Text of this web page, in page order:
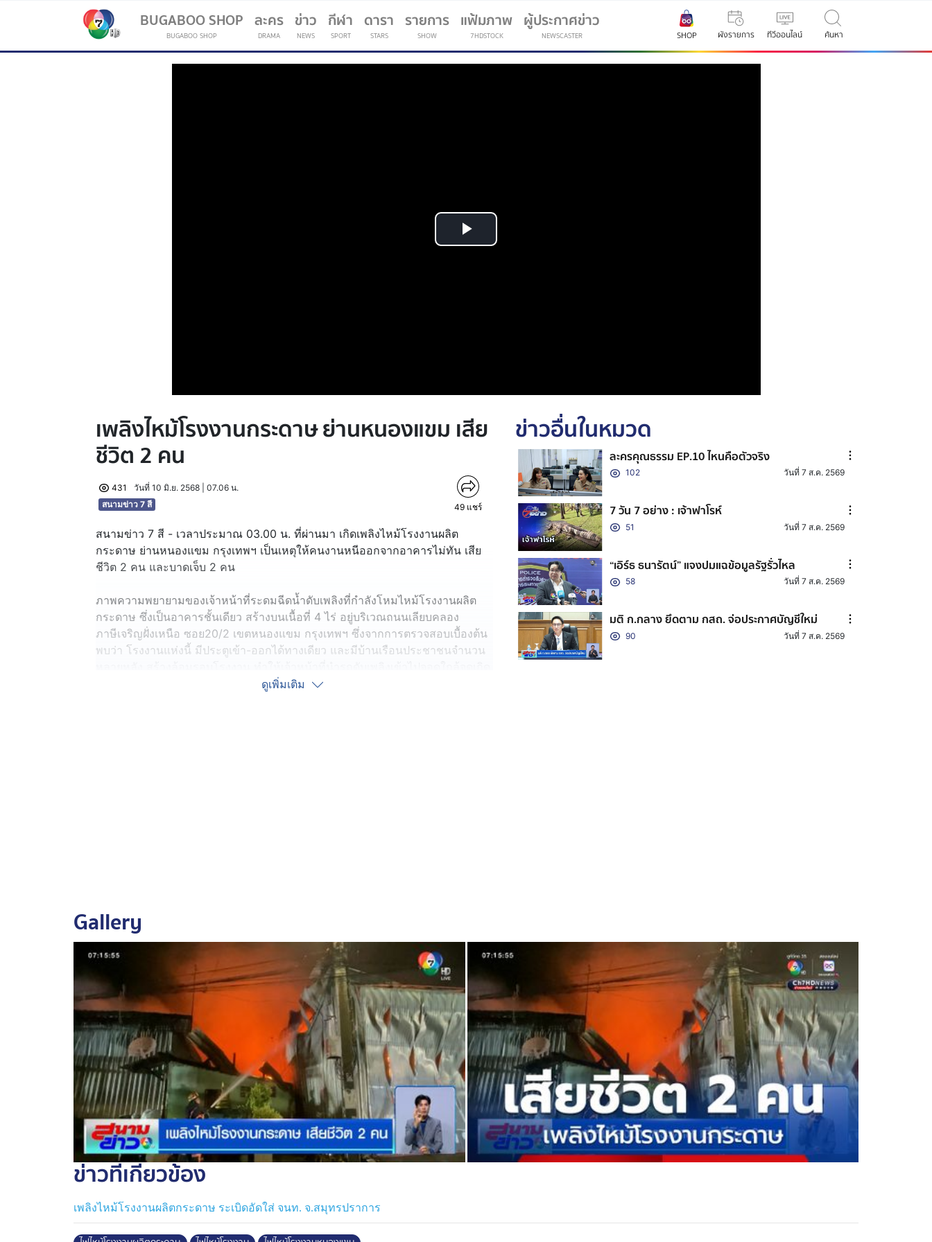
BUGABOO SHOP
BUGABOO SHOP
ละคร
DRAMA
ข่าว
NEWS
กีฬา
SPORT
(current)
ดารา
STARS
รายการ
SHOW
แฟ้มภาพ
7HDSTOCK
ผู้ประกาศข่าว
NEWSCASTER SHOP ผังรายการ ทีวีออนไลน์ ค้นหา
Play
เพลิงไหม้โรงงานกระดาษ ย่านหนองแขม เสีย
ชีวิต 2 คน
431
วันที่ 10 มิ.ย. 2568 | 07.06 น.
สนามข่าว 7 สี
49 แชร์
สนามข่าว 7 สี - เวลาประมาณ 03.00 น. ที่ผ่านมา เกิดเพลิงไหม้โรงงานผลิต
กระดาษ ย่านหนองแขม กรุงเทพฯ เป็นเหตุให้คนงานหนีออกจากอาคารไม่ทัน เสีย
ชีวิต 2 คน และบาดเจ็บ 2 คน
ภาพความพยายามของเจ้าหน้าที่ระดมฉีดน้ำดับเพลิงที่กำลังโหมไหม้โรงงานผลิต
กระดาษ ซึ่งเป็นอาคารชั้นเดียว สร้างบนเนื้อที่ 4 ไร่ อยู่บริเวณถนนเลียบคลอง
ภาษีเจริญฝั่งเหนือ ซอย20/2 เขตหนองแขม กรุงเทพฯ ซึ่งจากการตรวจสอบเบื้องต้น
พบว่า โรงงานแห่งนี้ มีประตูเข้า-ออกได้ทางเดียว และมีบ้านเรือนประชาชนจำนวน
นอกจากนี้ยังพบผู้บาดเจ็บ 2 คน ถูกไฟคลอกตามลำตัว เจ้าหน้าที่กู้ภัยเร่งช่วยเหลือนำ
ตัวส่งโรงพยาบาลแล้ว ส่วนสาเหตุเพลิงไหม้ยังไม่ทราบสาเหตุ ต้องรอช่วงสายวันนี้
เจ้าหน้าที่กองพิสูจน์หลักฐานจะเข้าตรวจสอบอย่างละเอียดอีกครั้ง
ดูเพิ่มเติม
ข่าวอื่นในหมวด
ละครคุณธรรม EP.10 ไหนคือตัวจริง
102 วันที่ 7 ส.ค. 2569
7 วัน 7 อย่าง : เจ้าฟาโรห์
51 วันที่ 7 ส.ค. 2569
“เอิร์ธ ธนารัตน์” แจงปมแฉข้อมูลรัฐรั่วไหล
58 วันที่ 7 ส.ค. 2569
มติ ก.กลาง ยึดตาม กสถ. จ่อประกาศบัญชีใหม่
90 วันที่ 7 ส.ค. 2569
Gallery
ข่าวที่เกี่ยวข้อง
เพลิงไหม้โรงงานผลิตกระดาษ ระเบิดอัดใส่ จนท. จ.สมุทรปราการ